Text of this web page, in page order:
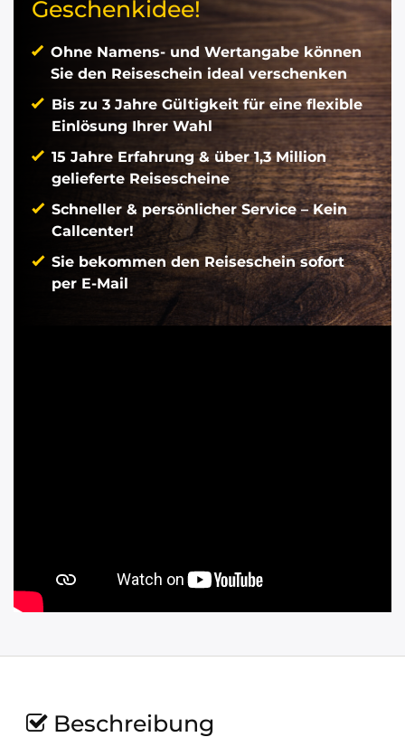
Geschenkidee!
Ohne Namens- und Wertangabe können
Sie den Reiseschein ideal verschenken
Bis zu 3 Jahre Gültigkeit für eine flexible
Einlösung Ihrer Wahl
15 Jahre Erfahrung & über 1,3 Million
gelieferte Reisescheine
Schneller & persönlicher Service – Kein
Callcenter!
Sie bekommen den Reiseschein sofort
per E-Mail
Beschreibung